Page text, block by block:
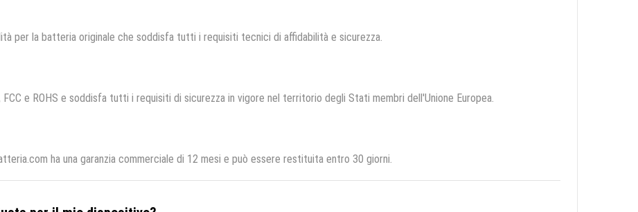
per la batteria originale che soddisfa tutti i requisiti tecnici di affidabilità e sicurezza.
e ROHS e soddisfa tutti i requisiti di sicurezza in vigore nel territorio degli Stati membri dell'Unione Europea.
ha una garanzia commerciale di 12 mesi e può essere restituita entro 30 giorni.